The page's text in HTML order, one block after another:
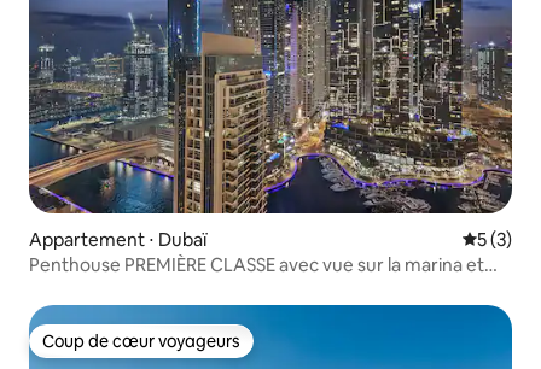
Appartement ⋅ Dubaï
5 (3)
Penthouse PREMIÈRE CLASSE avec vue sur la marina et
Coup de cœur voyageurs
Coup de cœur voyageurs